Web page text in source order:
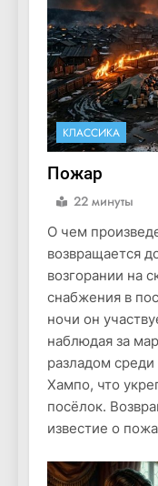
КЛАССИКА
Пожар
22 минуты
О чем
возвращается
возгорании на
снабжения в
ночи он
наблюдая за
разладом
Хампо, что
посёлок.
известие о